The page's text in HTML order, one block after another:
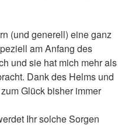
(und generell) eine ganz
am Anfang des
und sie hat mich mehr als
Dank des Helms und
Glück bisher immer
Ihr solche Sorgen